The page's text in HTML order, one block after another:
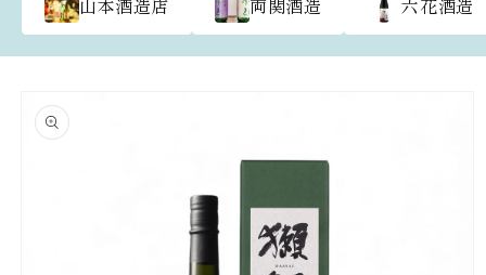
山本酒造店 両関酒造 六花酒造
product
information